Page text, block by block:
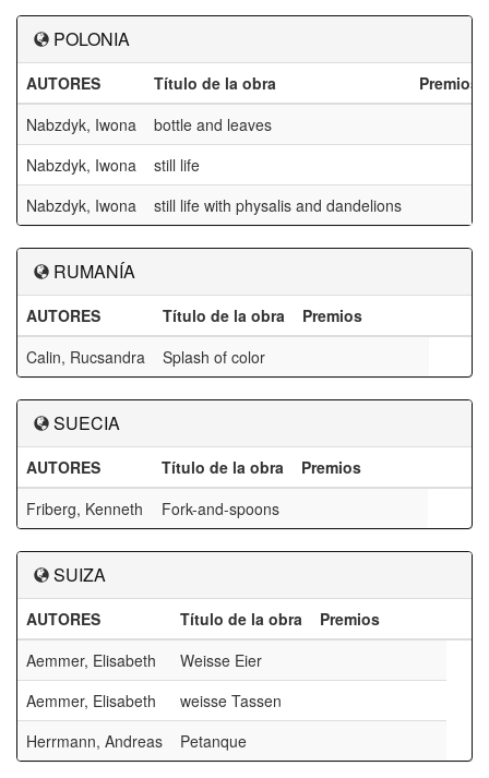
POLONIA
AUTORES Título de la obra
Premios
Nabzdyk, Iwona
bottle and leaves
Nabzdyk, Iwona
still life
Nabzdyk, Iwona
still life with physalis and dandelions
RUMANÍA
AUTORES Título de la obra
Premios
Calin, Rucsandra
Splash of color
SUECIA
AUTORES Título de la obra
Premios
Friberg, Kenneth
Fork-and-spoons
SUIZA
AUTORES Título de la obra
Premios
Aemmer, Elisabeth
Weisse Eier
Aemmer, Elisabeth
weisse Tassen
Herrmann, Andreas
Petanque